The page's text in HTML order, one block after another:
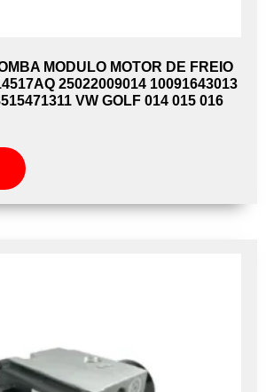
MODULO MOTOR DE FREIO
25022009014 10091643013
VW GOLF 014 015 016